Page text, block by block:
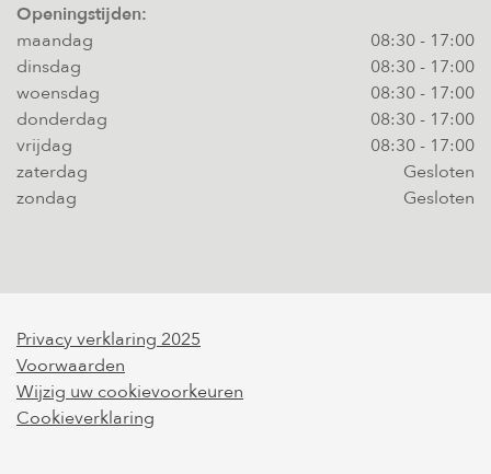
Openingstijden:
maandag
08:30- 17:00
dinsdag
08:30- 17:00
woensdag
08:30- 17:00
donderdag
08:30- 17:00
vrijdag
08:30- 17:00
zaterdag
Gesloten
zondag
Gesloten
Privacy verklaring 2025
Voorwaarden
Wijzig uw cookievoorkeuren
Cookieverklaring